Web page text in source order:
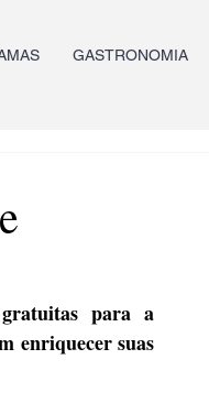
GASTRONOMIA
para a
enriquecer suas